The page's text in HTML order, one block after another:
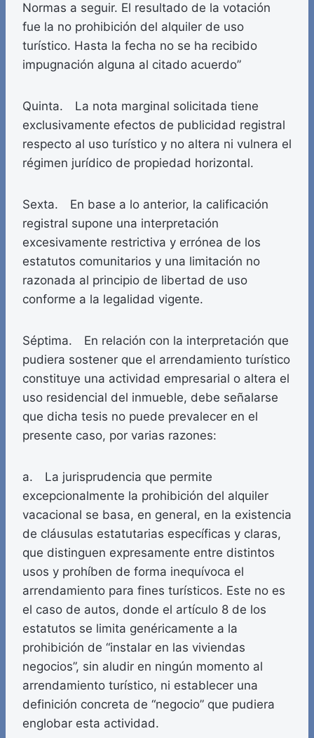
Normas a seguir. El resultado de la votación
fue la no prohibición del alquiler de uso
turístico. Hasta la fecha no se ha recibido
impugnación alguna al citado acuerdo”
Quinta. La nota marginal solicitada tiene
exclusivamente efectos de publicidad registral
respecto al uso turístico y no altera ni vulnera el
régimen jurídico de propiedad horizontal.
Sexta. En base a lo anterior, la calificación
registral supone una interpretación
excesivamente restrictiva y errónea de los
estatutos comunitarios y una limitación no
razonada al principio de libertad de uso
conforme a la legalidad vigente.
Séptima. En relación con la interpretación que
pudiera sostener que el arrendamiento turístico
constituye una actividad empresarial o altera el
uso residencial del inmueble, debe señalarse
que dicha tesis no puede prevalecer en el
presente caso, por varias razones:
a. La jurisprudencia que permite
excepcionalmente la prohibición del alquiler
vacacional se basa, en general, en la existencia
de cláusulas estatutarias específicas y claras,
que distinguen expresamente entre distintos
usos y prohíben de forma inequívoca el
arrendamiento para fines turísticos. Este no es
el caso de autos, donde el artículo 8 de los
estatutos se limita genéricamente a la
prohibición de “instalar en las viviendas
negocios”, sin aludir en ningún momento al
arrendamiento turístico, ni establecer una
definición concreta de “negocio” que pudiera
englobar esta actividad.